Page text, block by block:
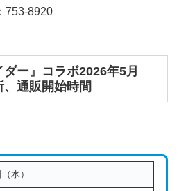
753-8920
ダー』コラボ2026年5月
通販開始時間
水）